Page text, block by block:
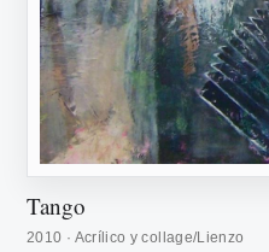
Tango
2010 · Acrílico y collage/Lienzo